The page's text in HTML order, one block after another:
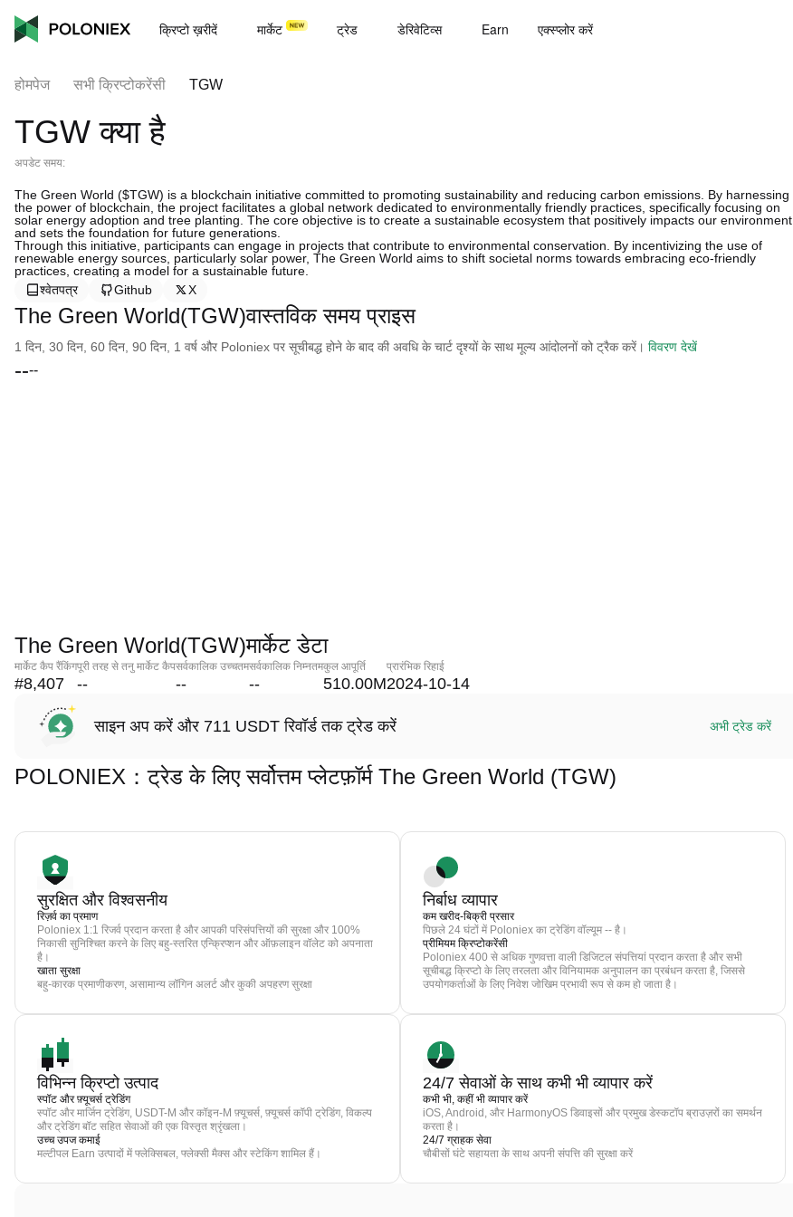
क्रिप्टो ख़रीदें मार्केट ट्रेड डेरिवेटिव्स Earn एक्स्प्लोर करें
होमपेज सभी क्रिप्टोकरेंसी TGW
TGW क्या है
अपडेट समय:
The Green World ($TGW) is a blockchain initiative committed to promoting sustainability and reducing carbon emissions. By harnessing
the power of blockchain, the project facilitates a global network dedicated to environmentally friendly practices, specifically focusing on
solar energy adoption and tree planting. The core objective is to create a sustainable ecosystem that positively impacts our environment
and sets the foundation for future generations.
Through this initiative, participants can engage in projects that contribute to environmental conservation. By incentivizing the use of
renewable energy sources, particularly solar power, The Green World aims to shift societal norms towards embracing eco-friendly
practices, creating a model for a sustainable future.
श्वेतपत्र
Github X
The Green World(TGW)वास्तविक समय प्राइस
1 दिन, 30 दिन, 60 दिन, 90 दिन, 1 वर्ष और Poloniex पर सूचीबद्ध होने के बाद की अवधि के चार्ट दृश्यों के साथ मूल्य आंदोलनों को ट्रैक करें। विवरण देखें
----
The Green World(TGW)मार्केट डेटा
मार्केट कैप रैंकिंग
#8,407
पूरी तरह से तनु मार्केट कैप
--
सर्वकालिक उच्चतम
--
सर्वकालिक निम्नतम
--
कुल आपूर्ति
510.00M
प्रारंभिक रिहाई
2024-10-14
साइन अप करें और 711 USDT रिवॉर्ड तक ट्रेड करें अभी ट्रेड करें
POLONIEX：ट्रेड के लिए सर्वोत्तम प्लेटफ़ॉर्म The Green World (TGW)
सुरक्षित और विश्वसनीय
रिज़र्व का प्रमाण
Poloniex 1:1 रिजर्व प्रदान करता है और आपकी परिसंपत्तियों की सुरक्षा और 100%
निकासी सुनिश्चित करने के लिए बहु-स्तरित एन्क्रिप्शन और ऑफ़लाइन वॉलेट को अपनाता
है।
खाता सुरक्षा
बहु-कारक प्रमाणीकरण, असामान्य लॉगिन अलर्ट और कुकी अपहरण सुरक्षा
निर्बाध व्यापार
कम खरीद-बिक्री प्रसार
पिछले 24 घंटों में Poloniex का ट्रेडिंग वॉल्यूम -- है।
प्रीमियम क्रिप्टोकरेंसी
Poloniex 400 से अधिक गुणवत्ता वाली डिजिटल संपत्तियां प्रदान करता है और सभी
सूचीबद्ध क्रिप्टो के लिए तरलता और विनियामक अनुपालन का प्रबंधन करता है, जिससे
उपयोगकर्ताओं के लिए निवेश जोखिम प्रभावी रूप से कम हो जाता है।
विभिन्न क्रिप्टो उत्पाद
स्पॉट और फ़्यूचर्स ट्रेडिंग
स्पॉट और मार्जिन ट्रेडिंग, USDT-M और कॉइन-M फ़्यूचर्स, फ़्यूचर्स कॉपी ट्रेडिंग, विकल्प
और ट्रेडिंग बॉट सहित सेवाओं की एक विस्तृत श्रृंखला।
उच्च उपज कमाई
मल्टीपल Earn उत्पादों में फ्लेक्सिबल, फ्लेक्सी मैक्स और स्टेकिंग शामिल हैं।
24/7 सेवाओं के साथ कभी भी व्यापार करें
कभी भी, कहीं भी व्यापार करें
iOS, Android, और HarmonyOS डिवाइसों और प्रमुख डेस्कटॉप ब्राउज़रों का समर्थन
करता है।
24/7 ग्राहक सेवा
चौबीसों घंटे सहायता के साथ अपनी संपत्ति की सुरक्षा करें